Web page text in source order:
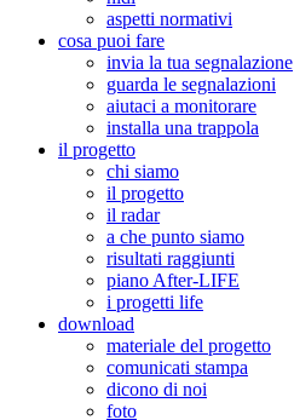
aspetti normativi
cosa puoi fare
invia la tua segnalazione
guarda le segnalazioni
aiutaci a monitorare
installa una trappola
il progetto
chi siamo
il progetto
il radar
a che punto siamo
risultati raggiunti
piano After-LIFE
i progetti life
download
materiale del progetto
comunicati stampa
dicono di noi
foto